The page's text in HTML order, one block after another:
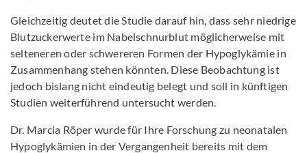
Gleichzeitig deutet die Studie darauf hin, dass sehr niedrige
Blutzuckerwerte im Nabelschnurblut möglicherweise mit
selteneren oder schwereren Formen der Hypoglykämie in
Zusammenhang stehen könnten. Diese Beobachtung ist
jedoch bislang nicht eindeutig belegt und soll in künftigen
Studien weiterführend untersucht werden.
Dr. Marcia Röper wurde für Ihre Forschung zu neonatalen
Hypoglykämien in der Vergangenheit bereits mit dem